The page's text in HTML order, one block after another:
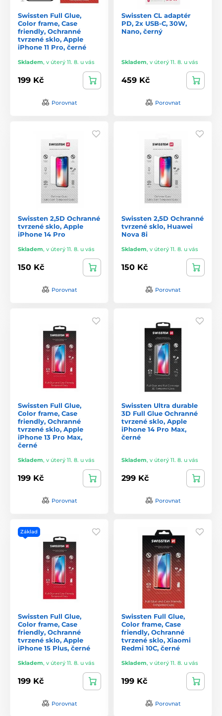
Swissten Full Glue,
Color frame, Case
friendly, Ochranné
tvrzené sklo, Apple
iPhone 11 Pro, černé
Skladem, v úterý 11. 8. u vás
199 Kč
Porovnat
Swissten CL adaptér
PD, 2x USB-C, 30W,
Nano, černý
Skladem, v úterý 11. 8. u vás
459 Kč
Porovnat
Swissten 2,5D Ochranné
tvrzené sklo, Apple
iPhone 14 Pro
Skladem, v úterý 11. 8. u vás
150 Kč
Porovnat
Swissten 2,5D Ochranné
tvrzené sklo, Huawei
Nova 8i
Skladem, v úterý 11. 8. u vás
150 Kč
Porovnat
Swissten Full Glue,
Color frame, Case
friendly, Ochranné
tvrzené sklo, Apple
iPhone 13 Pro Max,
černé
Skladem, v úterý 11. 8. u vás
199 Kč
Porovnat
Swissten Ultra durable
3D Full Glue Ochranné
tvrzené sklo, Apple
iPhone 14 Pro Max,
černé
Skladem, v úterý 11. 8. u vás
299 Kč
Porovnat
Základ
Swissten Full Glue,
Color frame, Case
friendly, Ochranné
tvrzené sklo, Apple
iPhone 15 Plus, černé
Skladem, v úterý 11. 8. u vás
199 Kč
Porovnat
Swissten Full Glue,
Color frame, Case
friendly, Ochranné
tvrzené sklo, Xiaomi
Redmi 10C, černé
Skladem, v úterý 11. 8. u vás
199 Kč
Porovnat